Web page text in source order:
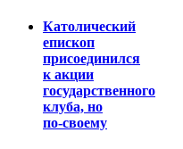
Католический
епископ
присоединился
к акции
государственного
клуба, но
по-своему